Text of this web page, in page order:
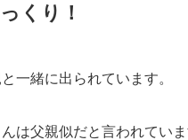
くり！
一緒に出られています。
は父親似だと言われてい